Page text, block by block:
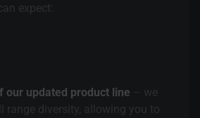
expect:
our updated product line – we
range diversity, allowing you to